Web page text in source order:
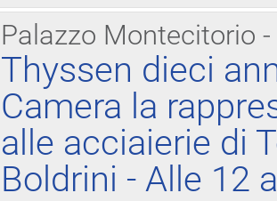
Palazzo Montecitorio
Thyssen dieci
Camera la
alle acciaierie di
Boldrini - Alle 12